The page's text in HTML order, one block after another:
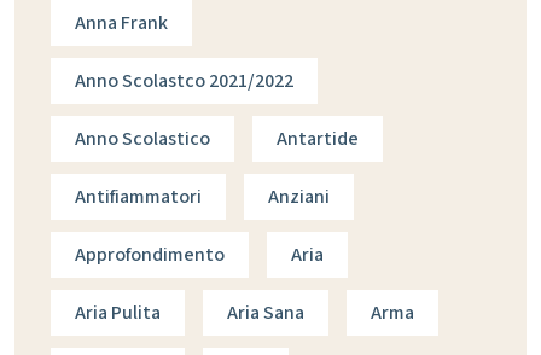
Anna Frank
Anno Scolastco 2021/2022
Anno Scolastico Antartide
Antifiammatori Anziani
Approfondimento Aria
Aria Pulita Aria Sana Arma